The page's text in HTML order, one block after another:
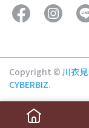
Copyright © 川衣見
CYBERBIZ.